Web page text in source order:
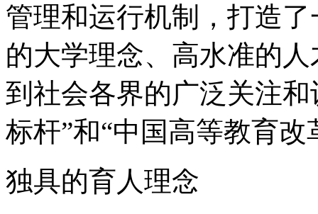
管理和运行机制，打造
的大学理念、高水准的
到社会各界的广泛关注
标杆”和“中国高等教育改
独具的育人理念